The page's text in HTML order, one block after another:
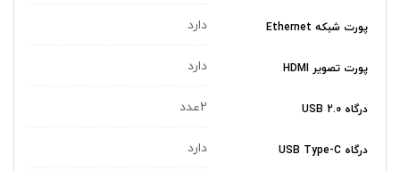
پورت شبکه Ethernet دارد
پورت تصویر HDMI دارد
درگاه USB 2.0 2عدد
درگاه USB Type-C دارد